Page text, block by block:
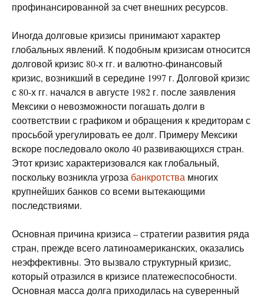
профинансированной за счет внешних ресурсов.
Иногда долговые кризисы принимают характер
глобальных явлений. К подобным кризисам относится
долговой кризис 80-х гг. и валютно-финансовый
кризис, возникший в середине 1997 г. Долговой кризис
с 80-х гг. начался в августе 1982 г. после заявления
Мексики о невозможности погашать долги в
соответствии с графиком и обращения к кредиторам с
просьбой урегулировать ее долг. Примеру Мексики
вскоре последовало около 40 развивающихся стран.
Этот кризис характеризовался как глобальный,
поскольку возникла угроза банкротства многих
крупнейших банков со всеми вытекающими
последствиями.
Основная причина кризиса – стратегии развития ряда
стран, прежде всего латиноамериканских, оказались
неэффективны. Это вызвало структурный кризис,
который отразился в кризисе платежеспособности.
Основная масса долга приходилась на суверенный